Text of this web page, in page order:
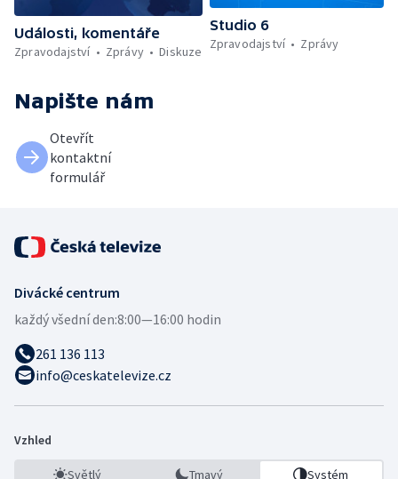
Události, komentáře
Zpravodajství
Zprávy Diskuze
Studio 6
Zpravodajství
Zprávy
Napište nám
Otevřít
kontaktní
formulář
Divácké centrum
každý všední den:8:00—16:00 hodin
261 136 113
info@ceskatelevize.cz
Vzhled
Světlý Tmavý Systém